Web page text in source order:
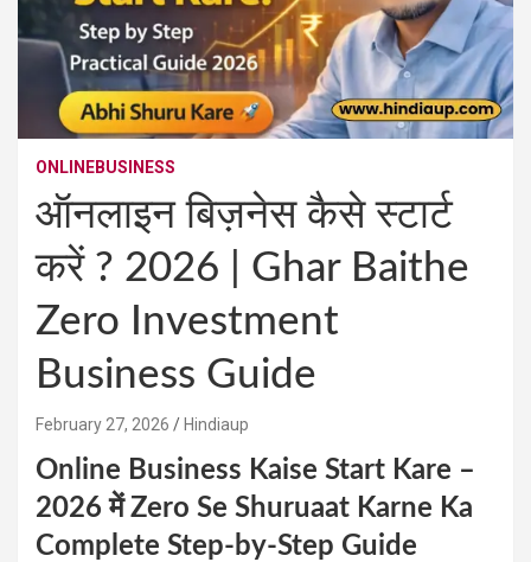
ONLINEBUSINESS
ऑनलाइन बिज़नेस कैसे स्टार्ट
करें ? 2026 | Ghar Baithe
Zero Investment
Business Guide
February 27, 2026 Hindiaup
Online Business Kaise Start Kare –
2026 में Zero Se Shuruaat Karne Ka
Complete Step-by-Step Guide